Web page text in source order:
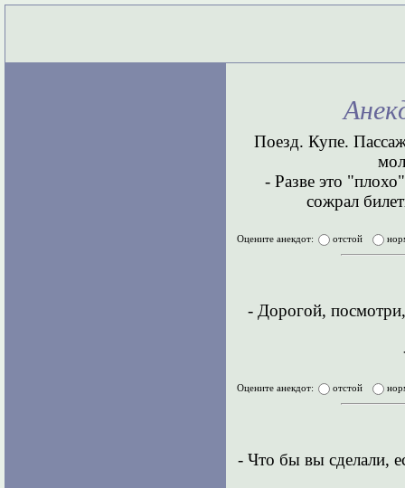
Поезд. Купе.
- Разве это
сожрал
Оцените анекдот: отстой
- Дорогой,
Оцените анекдот: отстой
- Что бы вы сделали,